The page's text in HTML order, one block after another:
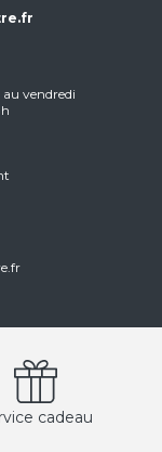
vendredi
cadeau